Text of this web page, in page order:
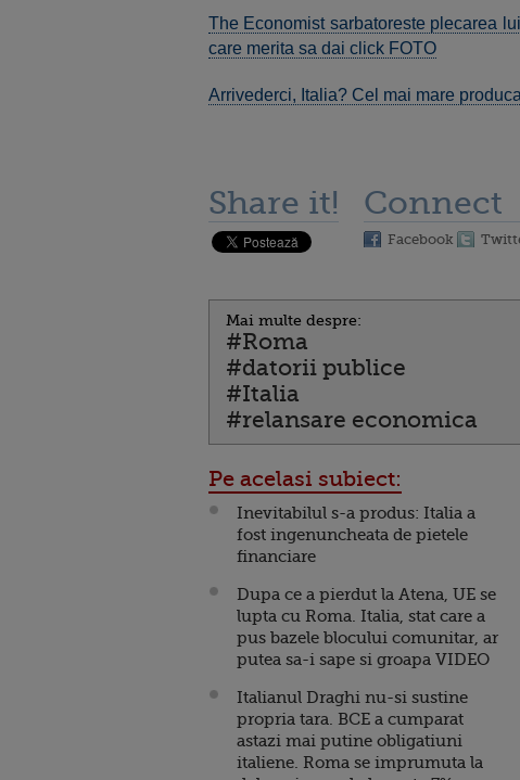
The Economist sarbatoreste plecarea
care merita sa dai click FOTO
Arrivederci, Italia? Cel mai mare
Share it! Connect
Facebook
Mai multe despre:
#Roma
#datorii publice
#Italia
#relansare economica
Pe acelasi subiect:
Inevitabilul s-a produs: Italia a
fost ingenuncheata de pietele
financiare
Dupa ce a pierdut la Atena, UE se
lupta cu Roma. Italia, stat care a
pus bazele blocului comunitar, ar
putea sa-i sape si groapa VIDEO
Italianul Draghi nu-si sustine
propria tara. BCE a cumparat
astazi mai putine obligatiuni
italiene. Roma se imprumuta la